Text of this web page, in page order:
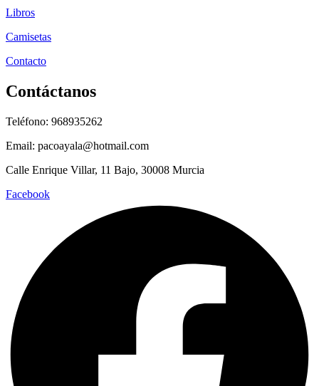
Libros
Camisetas
Contacto
Contáctanos
Teléfono: 968935262
Email: pacoayala@hotmail.com
Calle Enrique Villar, 11 Bajo, 30008 Murcia
Facebook